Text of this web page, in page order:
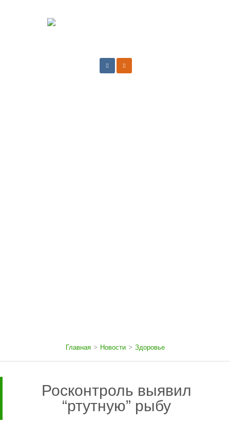
Главная > Новости > Здоровье
Росконтроль выявил
“ртутную” рыбу